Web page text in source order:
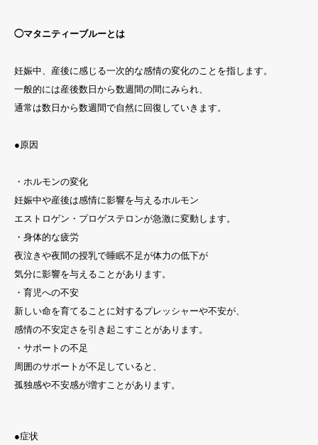
◯マタニティーブルーとは
妊娠中、産後に感じる一次的な感情の変化のことを指します。
一般的には産後数日から数週間の間にみられ、
通常は数日から数週間で自然に回復していきます。
●原因
・ホルモンの変化
妊娠中や産後は感情に影響を与えるホルモン
エストロゲン・プロゲステロンが急激に変動します。
・身体的な疲労
夜泣きや夜間の授乳で睡眠不足が体力の低下が
気分に影響を与えることがあります。
・育児への不安
新しい命を育てることに対するプレッシャーや不安が、
感情の不安定さを引き起こすことがあります。
・サポートの不足
周囲のサポートが不足していると、
孤独感や不安感が増すことがあります。
●症状